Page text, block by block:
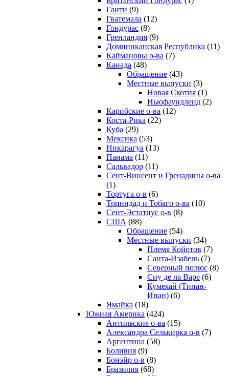
Гаити (9)
Гватемала (12)
Гондурас (8)
Гренландия (9)
Доминиканская Республика (11)
Каймановы о-ва (7)
Канада (48)
Обращение (43)
Местные выпуски (3)
Новая Скотия (1)
Ньюфаундленд (2)
Карибские о-ва (12)
Коста-Рика (22)
Куба (29)
Мексика (53)
Никарагуа (13)
Панама (11)
Сальвадор (11)
Сент-Винсент и Гренадины о-ва
(1)
Тортуга о-в (6)
Тринидад и Тобаго о-ва (10)
Сент-Эстатиус о-в (8)
США (88)
Обращение (54)
Местные выпуски (34)
Племя Койотов (7)
Санта-Изабель (7)
Северный полюс (8)
Сиу де ла Варе (6)
Кумеяай (Типан-
Ипан) (6)
Ямайка (18)
Южная Америка (424)
Антильские о-ва (15)
Александра Селькирка о-в (7)
Аргентина (58)
Боливия (9)
Бонэйр о-в (8)
Бразилия (68)